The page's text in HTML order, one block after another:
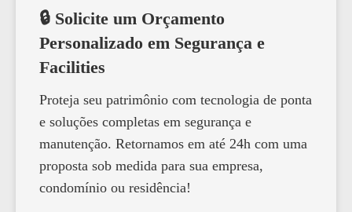
🔒 Solicite um Orçamento
Personalizado em Segurança e
Facilities
Proteja seu patrimônio com tecnologia de ponta
e soluções completas em segurança e
manutenção. Retornamos em até 24h com uma
proposta sob medida para sua empresa,
condomínio ou residência!